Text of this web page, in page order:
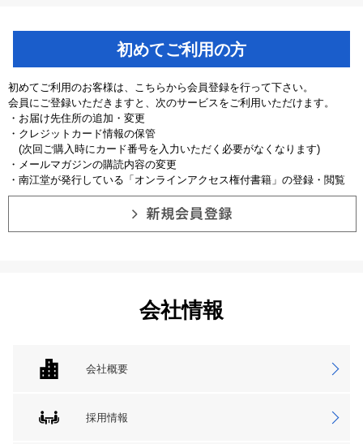
初めてご利用の方
初めてご利用のお客様は、こちらから会員登録を行って下さい。
会員にご登録いただきますと、次のサービスをご利用いただけます。
・お届け先住所の追加・変更
・クレジットカード情報の保管
(次回ご購入時にカード番号を入力いただく必要がなくなります)
・メールマガジンの購読内容の変更
・南江堂が発行している「オンラインアクセス権付書籍」の登録・閲覧
会社情報
会社概要
採用情報